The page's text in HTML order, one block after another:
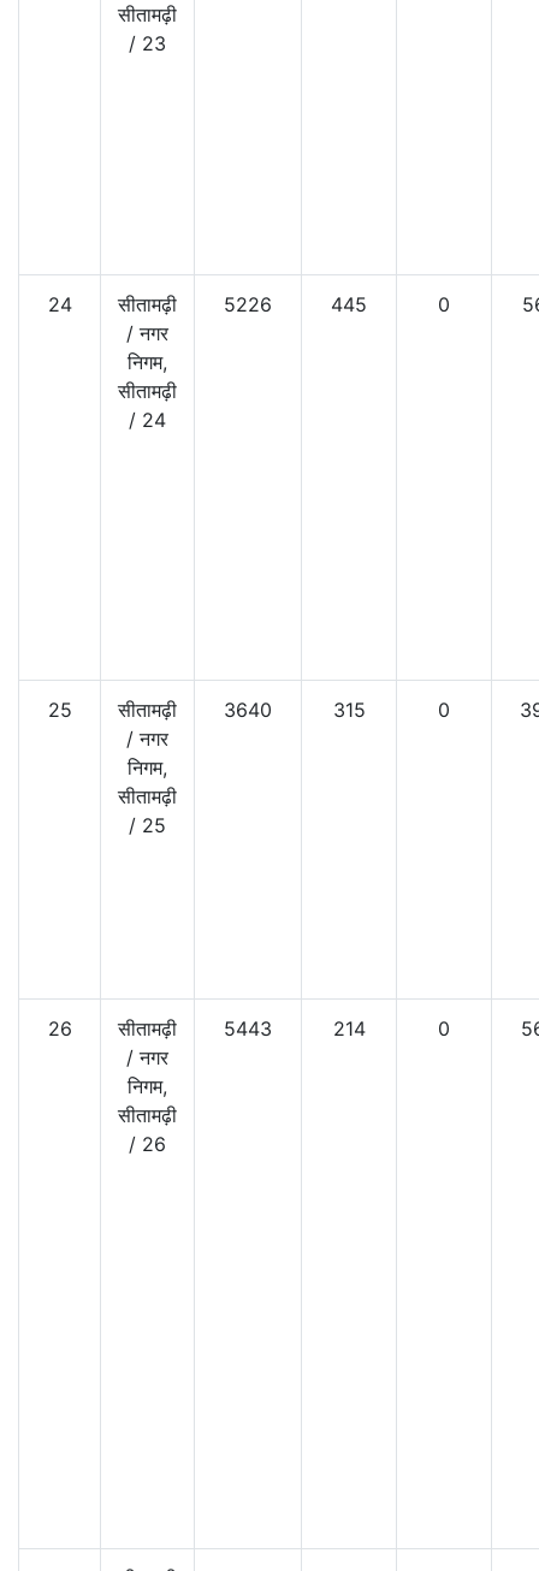
सीतामढ़ी
/ 23
24
सीतामढ़ी
/नगर
निगम,
सीतामढ़ी
/ 24
5226 445 0
25
सीतामढ़ी
/नगर
निगम,
सीतामढ़ी
/ 25
3640 315 0
26
सीतामढ़ी
/नगर
निगम,
सीतामढ़ी
/ 26
5443 214 0